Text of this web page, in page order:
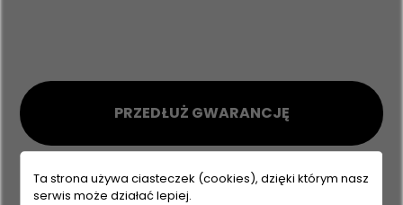
PRZEDŁUŻ GWARANCJĘ
Ta strona używa ciasteczek (cookies), dzięki którym nasz
serwis może działać lepiej.